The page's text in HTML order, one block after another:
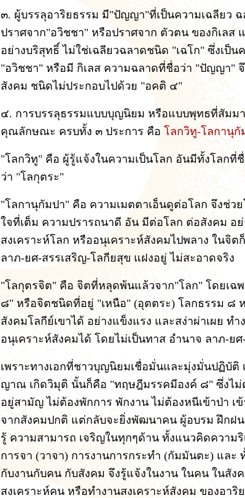
๓. ผู้บรรลุอาริยธรรม มี"ปัญญา"ที่เป็นความเฉลียว
ปราศจาก"อวิชชา" หรือปราศจาก ตัวตน ของกิเลส
อย่างบริสุทธิ์ ไม่ใช่เฉลียวฉลาดชนิด "เฉโก" ซึ่งเป็น
"อวิชชา" หรือมี กิเลส ความฉลาดที่ชื่อว่า "ปัญญา"
สังคม ชนิดไม่ประกอบไปด้วย "อคติ ๔"
๔. การบรรลุธรรมแบบบุญนิยม หรือแบบพุทธที่สัมม
คุณลักษณะ ครบทั้ง ๓ ประการ คือ โลกวิทู-โลกานุกั
"โลกวิทู" คือ ผู้รู้แจ้งในความเป็นโลก อันมีทั้งโลกที่
ว่า "โลกุตระ"
"โลกานุกัมปา" คือ ความเมตตาเอ็นดูต่อโลก จึงช่ว
ใจที่เต็ม ความปรารถนาดี อัน มีต่อโลก ต่อสังคม อ
สงเคราะห์โลก หรืออนุเคราะห์สังคมไปพลาง ในจิต
ลาภ-ยศ-สรรเสริญ-โลกียสุข แฝงอยู่ ไม่สะอาดจริง
"โลกุตรจิต" คือ จิตที่หลุดพ้นแล้วจาก"โลก" โดยเฉ
๘" หรือจิตชนิดที่อยู่ "เหนือ" (อุตตระ) โลกธรรม ๘
สังคมโลกีย์เขาได้ อย่างแข็งแรง และสง่าผ่าเผย ทำ
อนุเคราะห์สังคมได้ โดยไม่เป็นทาส อำนาจ ลาภ-ย
เพราะทางเอกที่ชาวบุญนิยมเชื่อมั่นและมุ่งมั่นปฏิบัติ
ญาณ เกิดวิมุติ นั้นก็คือ "ทฤษฎีมรรคมีองค์ ๘" ซึ่งไม่
อยู่สามัญ ไม่ต้องพักการ พักงาน ไม่ต้องหนีเข้าป่า เข้
จากสังคมปกติ แต่กลับจะยิ่งพัฒนาคน ผู้อบรม ฝึกฝ
รู้ ความสามารถ เจริญในทุกๆด้าน ทั้งแนวคิดความริ
การจา (วาจา) การงานการกระทำ (กัมมันตะ) และ
กับงานกับคน กับสังคม จึงรู้แจ้งในงาน ในคน ในสัง
สงเคราะห์คน หรือทำงานสงเคราะห์สังคม ของอาริ